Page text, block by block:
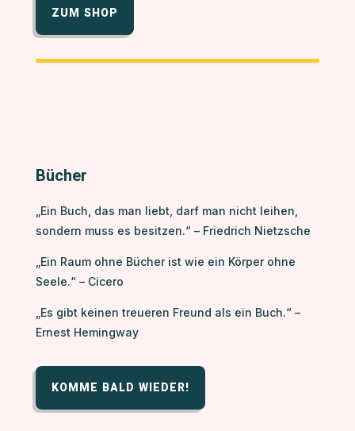
ZUM SHOP
Bücher
„Ein Buch, das man liebt, darf man nicht leihen,
sondern muss es besitzen.“ – Friedrich Nietzsche
„Ein Raum ohne Bücher ist wie ein Körper ohne
Seele.“ – Cicero
„Es gibt keinen treueren Freund als ein Buch.“ –
Ernest Hemingway
KOMME BALD WIEDER!